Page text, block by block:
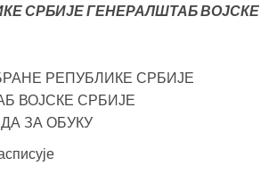
СРБИЈЕ ГЕНЕРАЛШТАБ ВОЈСКЕ
РЕПУБЛИКЕ СРБИЈЕ
ВОЈСКЕ СРБИЈЕ
ЗА ОБУКУ